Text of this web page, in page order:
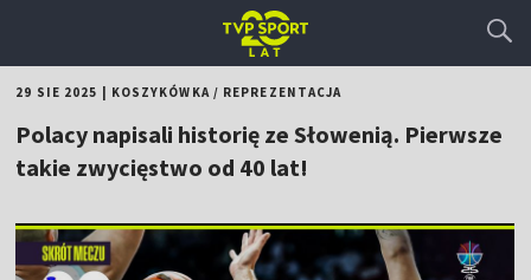
29 SIE 2025 KOSZYKÓWKA/ REPREZENTACJA
Polacy napisali historię ze Słowenią. Pierwsze
takie zwycięstwo od 40 lat!